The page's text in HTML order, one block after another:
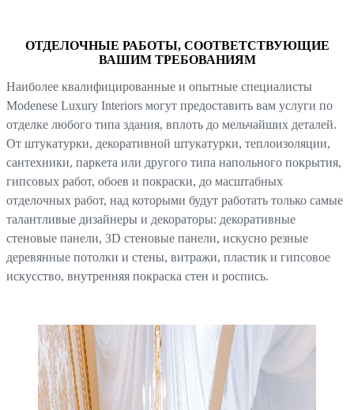
ОТДЕЛОЧНЫЕ РАБОТЫ, СООТВЕТСТВУЮЩИЕ
ВАШИМ ТРЕБОВАНИЯМ
Наиболее квалифицированные и опытные специалисты
Modenese Luxury Interiors могут предоставить вам услуги по
отделке любого типа здания, вплоть до мельчайших деталей.
От штукатурки, декоративной штукатурки, теплоизоляции,
сантехники, паркета или другого типа напольного покрытия,
гипсовых работ, обоев и покраски, до масштабных
отделочных работ, над которыми будут работать только самые
талантливые дизайнеры и декораторы: декоративные
стеновые панели, 3D стеновые панели, искусно резные
деревянные потолки и стены, витражи, пластик и гипсовое
искусство, внутренняя покраска стен и роспись.